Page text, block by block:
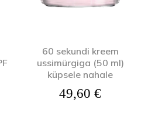
oli: 42,79 €.
hind on: 36,37 €.
60 sekundi kreem
ussimürgiga (50 ml)
küpsele nahale
49,60 €